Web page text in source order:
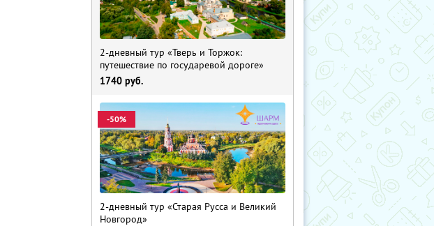
2-дневный тур «Тверь и Торжок:
путешествие по государевой дороге»
1740 руб.
-50%
2-дневный тур «Старая Русса и Великий
Новгород»